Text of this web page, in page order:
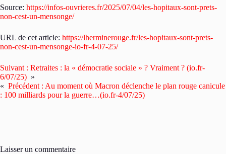
Source: https://infos-ouvrieres.fr/2025/07/04/les-hopitaux-sont-prets-
non-cest-un-mensonge/
URL de cet article: https://lherminerouge.fr/les-hopitaux-sont-prets-
non-cest-un-mensonge-io-fr-4-07-25/
Suivant : Retraites : la « démocratie sociale » ? Vraiment ? (io.fr-
6/07/25) »
« Précédent : Au moment où Macron déclenche le plan rouge canicule
: 100 milliards pour la guerre…(io.fr-4/07/25)
Laisser un commentaire